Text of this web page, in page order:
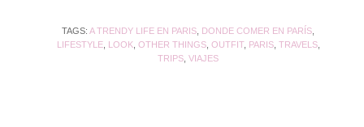
TAGS:A TRENDY LIFE EN PARIS DONDE COMER EN PARÍS
LIFESTYLE, LOOK, OTHER THINGS, OUTFIT, PARIS, TRAVELS,
TRIPS ,VIAJES